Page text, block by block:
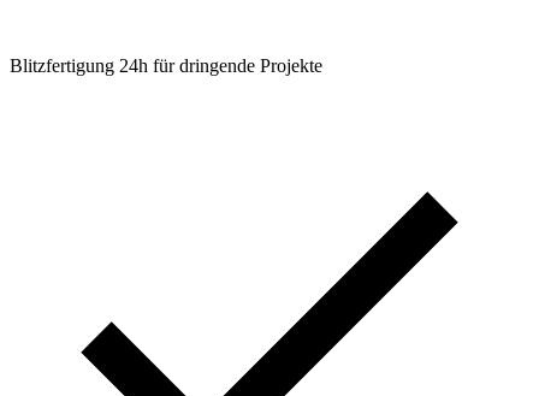
Blitzfertigung 24h für dringende Projekte